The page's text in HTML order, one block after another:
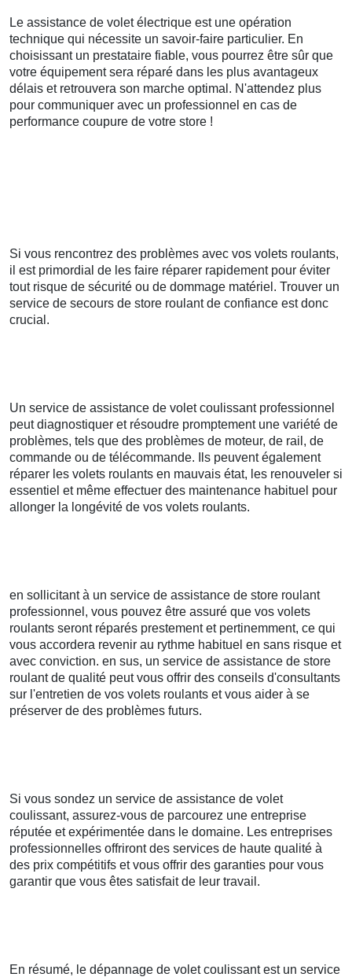
Le assistance de volet électrique est une opération
technique qui nécessite un savoir-faire particulier. En
choisissant un prestataire fiable, vous pourrez être sûr que
votre équipement sera réparé dans les plus avantageux
délais et retrouvera son marche optimal. N'attendez plus
pour communiquer avec un professionnel en cas de
performance coupure de votre store !
Si vous rencontrez des problèmes avec vos volets roulants,
il est primordial de les faire réparer rapidement pour éviter
tout risque de sécurité ou de dommage matériel. Trouver un
service de secours de store roulant de confiance est donc
crucial.
Un service de assistance de volet coulissant professionnel
peut diagnostiquer et résoudre promptement une variété de
problèmes, tels que des problèmes de moteur, de rail, de
commande ou de télécommande. Ils peuvent également
réparer les volets roulants en mauvais état, les renouveler si
essentiel et même effectuer des maintenance habituel pour
allonger la longévité de vos volets roulants.
en sollicitant à un service de assistance de store roulant
professionnel, vous pouvez être assuré que vos volets
roulants seront réparés prestement et pertinemment, ce qui
vous accordera revenir au rythme habituel en sans risque et
avec conviction. en sus, un service de assistance de store
roulant de qualité peut vous offrir des conseils d'consultants
sur l'entretien de vos volets roulants et vous aider à se
préserver de des problèmes futurs.
Si vous sondez un service de assistance de volet
coulissant, assurez-vous de parcourez une entreprise
réputée et expérimentée dans le domaine. Les entreprises
professionnelles offriront des services de haute qualité à
des prix compétitifs et vous offrir des garanties pour vous
garantir que vous êtes satisfait de leur travail.
En résumé, le dépannage de volet coulissant est un service